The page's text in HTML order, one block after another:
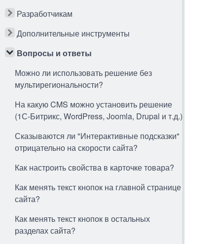
Разработчикам
Дополнительные инструменты
Вопросы и ответы
Можно ли использовать решение без
мультирегиональности?
На какую CMS можно установить решение
(1С-Битрикс, WordPress, Joomla, Drupal и т.д.)
Сказываются ли "Интерактивные подсказки"
отрицательно на скорости сайта?
Как настроить свойства в карточке товара?
Как менять текст кнопок на главной странице
сайта?
Как менять текст кнопок в остальных
разделах сайта?